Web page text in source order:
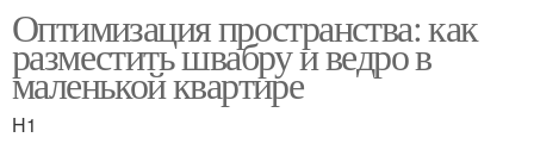
Оптимизация пространства: как
разместить швабру и ведро в
маленькой квартире
H1